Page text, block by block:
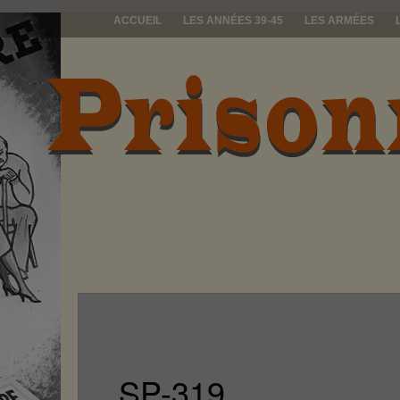
ACCUEIL LES ANNÉES 39-45 LES ARMÉES
prisonniers